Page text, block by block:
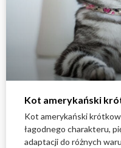
Kot amerykański
Kot amerykański
łagodnego charakteru,
adaptacji do różnych